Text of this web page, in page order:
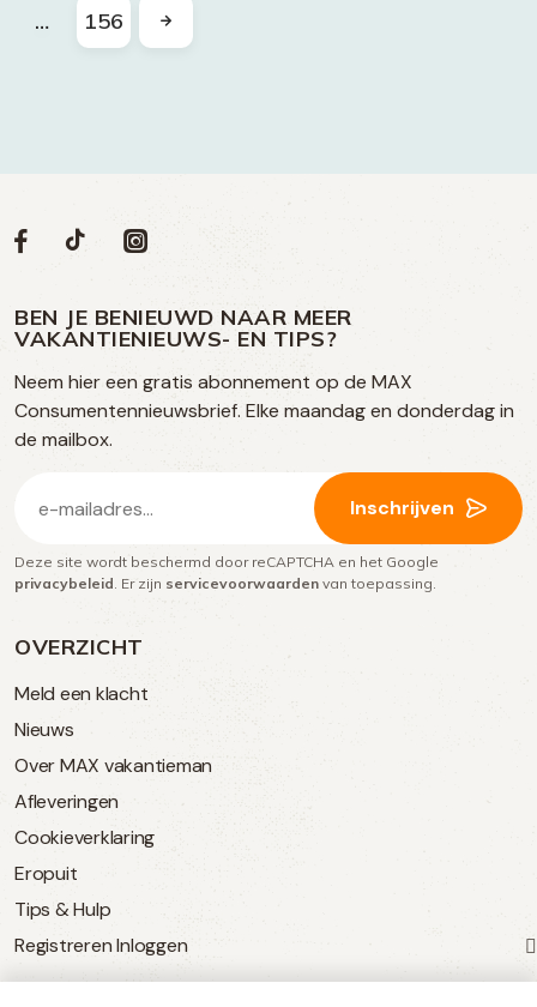
… 156
OVERZICHT
Meld een klacht
Nieuws
Over MAX vakantieman
Afleveringen
Cookieverklaring
Eropuit
Tips & Hulp
Registreren Inloggen
Volg
op
social
media
Social
Volg
op
Facebook
Volg
op
TikTok
Volg
op
Instagram
BEN JE BENIEUWD NAAR MEER
VAKANTIENIEUWS- EN TIPS?
Neem hier een gratis abonnement op de MAX
Consumentennieuwsbrief. Elke maandag en donderdag in
de mailbox.
mailadres
(Vereist)
Inschrijven
Deze site wordt beschermd door reCAPTCHA en het Google
privacybeleid. Er zijn servicevoorwaarden van toepassing.